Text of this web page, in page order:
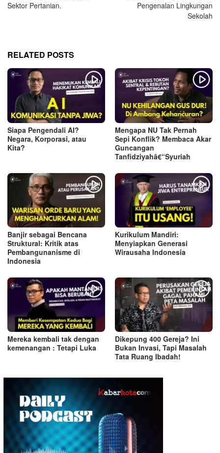
Sektor Pertanian.
Pengenalan Lingkungan
Sekolah
RELATED POSTS
Siapa Pengendali AI?
Negara, Korporasi, atau
Kita?
Mengapa NU Tak Pernah
Sepi Konflik? Membaca Akar
Guncangan
Tanfidziyahâ€“Syuriah
Banjir sebagai Bencana
Struktural: Kritik atas
Pembangunanisme di
Indonesia
Kurikulum Mandiri:
Menyiapkan Generasi
Wirausaha Indonesia
Mereka kembali tak dengan
kemenangan : Tetapi Luka
Dikepung 400 Gereja? Ini
Bukan Invasi, Tapi Masalah
Tata Ruang Ibadah!